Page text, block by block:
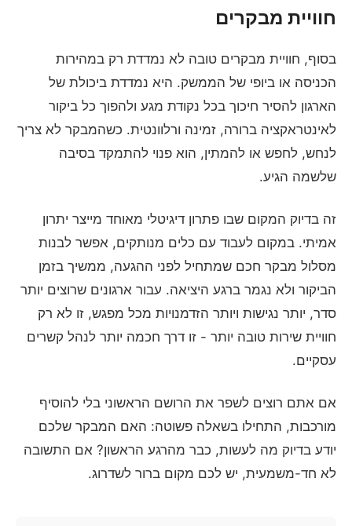
חוויית מבקרים
בסוף, חוויית מבקרים טובה לא נמדדת רק במהירות
הכניסה או ביופי של הממשק. היא נמדדת ביכולת של
הארגון להסיר חיכוך בכל נקודת מגע ולהפוך כל ביקור
לאינטראקציה ברורה, זמינה ורלוונטית. כשהמבקר לא צריך
לנחש, לחפש או להמתין, הוא פנוי להתמקד בסיבה
שלשמה הגיע.
זה בדיוק המקום שבו פתרון דיגיטלי מאוחד מייצר יתרון
אמיתי. במקום לעבוד עם כלים מנותקים, אפשר לבנות
מסלול מבקר חכם שמתחיל לפני ההגעה, ממשיך בזמן
הביקור ולא נגמר ברגע היציאה. עבור ארגונים שרוצים יותר
סדר, יותר נגישות ויותר הזדמנויות מכל מפגש, זו לא רק
חוויית שירות טובה יותר - זו דרך חכמה יותר לנהל קשרים
עסקיים.
אם אתם רוצים לשפר את הרושם הראשוני בלי להוסיף
מורכבות, התחילו בשאלה פשוטה: האם המבקר שלכם
יודע בדיוק מה לעשות, כבר מהרגע הראשון? אם התשובה
לא חד-משמעית, יש לכם מקום ברור לשדרוג.